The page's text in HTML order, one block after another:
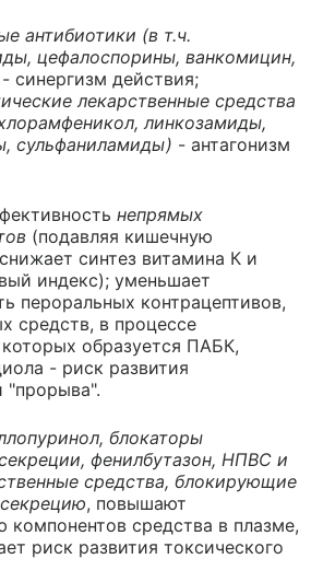
антибиотики (в т.ч.
цефалоспорины, ванкомицин,
- синергизм действия;
лекарственные средства
линкозамиды,
сульфаниламиды) - антагонизм
непрямых
(подавляя кишечную
синтез витамина К и
индекс); уменьшает
пероральных контрацептивов,
средств, в процессе
образуется ПАБК,
- риск развития
"прорыва".
блокаторы
фенилбутазон, НПВС и
средства, блокирующие
, повышают
компонентов средства в плазме,
риск развития токсического